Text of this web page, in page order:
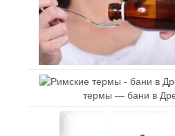
термы — бани в